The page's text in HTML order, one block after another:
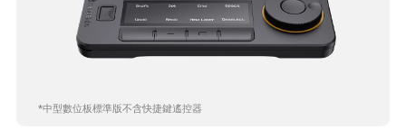
*中型數位板標準版不含快捷鍵遙控器